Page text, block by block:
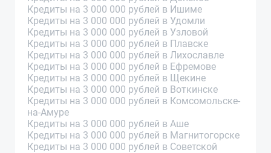
Кредиты на 3 000 000 рублей в Ишиме
Кредиты на 3 000 000 рублей в Удомли
Кредиты на 3 000 000 рублей в Узловой
Кредиты на 3 000 000 рублей в Плавске
Кредиты на 3 000 000 рублей в Лихославле
Кредиты на 3 000 000 рублей в Ефремове
Кредиты на 3 000 000 рублей в Щекине
Кредиты на 3 000 000 рублей в Воткинске
Кредиты на 3 000 000 рублей в Комсомольске-
на-Амуре
Кредиты на 3 000 000 рублей в Аше
Кредиты на 3 000 000 рублей в Магнитогорске
Кредиты на 3 000 000 рублей в Советской